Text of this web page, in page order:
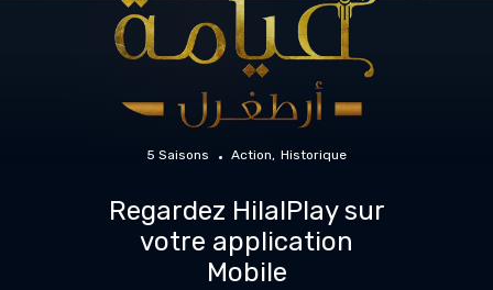
5 Saisons Action Historique
Regardez HilalPlay sur
votre application
Mobile